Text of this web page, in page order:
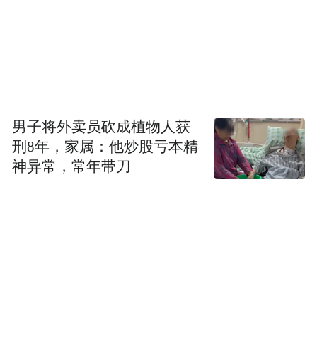
男子将外卖员砍成植物人获
刑8年，家属：他炒股亏本精
神异常，常年带刀